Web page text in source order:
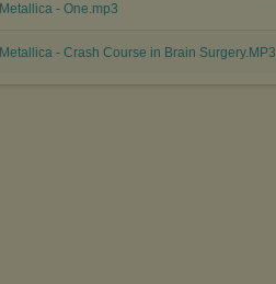
Metallica - One.mp3
Metallica - Crash Course in Brain Surgery.MP3